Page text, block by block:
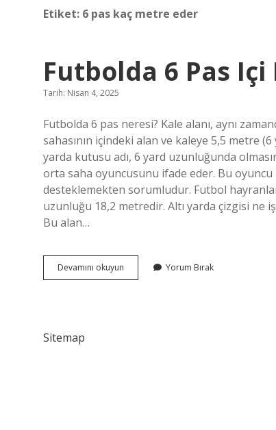
Etiket: 6 pas kaç metre eder
Futbolda 6 Pas Içi
Tarih: Nisan 4, 2025
Futbolda 6 pas neresi? Kale alanı, aynı
sahasının içindeki alan ve kaleye 5,5 metre
yarda kutusu adı, 6 yard uzunluğunda
orta saha oyuncusunu ifade eder. Bu
desteklemekten sorumludur. Futbol
uzunluğu 18,2 metredir. Altı yarda çizgisi ne
Bu alan…
Devamını okuyun Futbolda
6
Yorum Bırak
Sitemap